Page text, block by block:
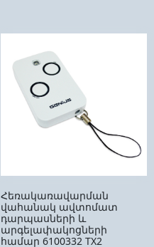
Հեռակառավարման
վահանակ ավտոմատ
դարպասների և
արգելափակոցների
համար 6100332 ТX2